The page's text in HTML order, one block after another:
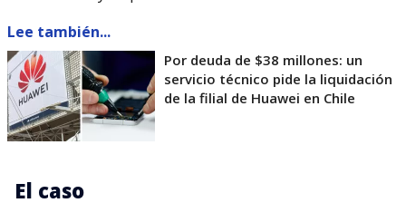
Lee también...
Por deuda de $38 millones: un
servicio técnico pide la liquidación
de la filial de Huawei en Chile
El caso